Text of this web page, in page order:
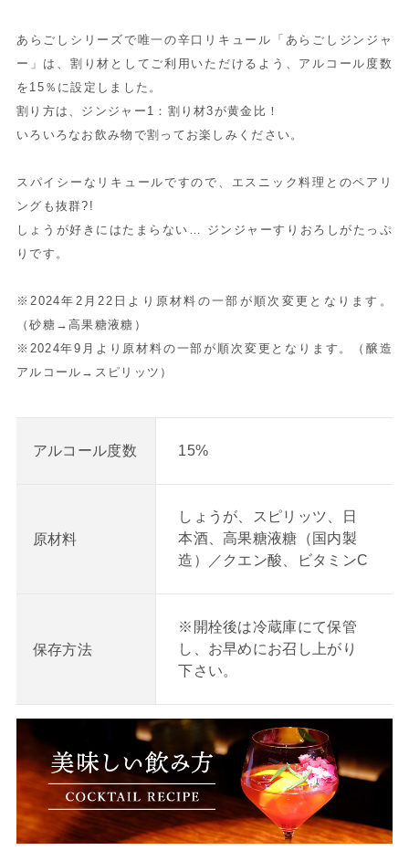
あらごしシリーズで唯一の辛口リキュール「あらごしジンジャ
ー」は、割り材としてご利用いただけるよう、アルコール度数
を15％に設定しました。
割り方は、ジンジャー1：割り材3が黄金比！
いろいろなお飲み物で割ってお楽しみください。
スパイシーなリキュールですので、エスニック料理とのペアリ
ングも抜群?!
しょうが好きにはたまらない… ジンジャーすりおろしがたっぷ
りです。
※2024年2月22日より原材料の一部が順次変更となります。
（砂糖→高果糖液糖）
※2024年9月より原材料の一部が順次変更となります。（醸造
アルコール→スピリッツ）
アルコール度数 15%
原材料
しょうが、スピリッツ、日
本酒、高果糖液糖（国内製
造）／クエン酸、ビタミンC
保存方法
※開栓後は冷蔵庫にて保管
し、お早めにお召し上がり
下さい。